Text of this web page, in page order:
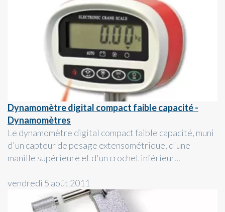
Dynamomètre digital compact faible capacité -
Dynamomètres
Le dynamomètre digital compact faible capacité, muni
d'un capteur de pesage extensométrique, d'une
manille supérieure et d'un crochet inférieur...
vendredi 5 août 2011